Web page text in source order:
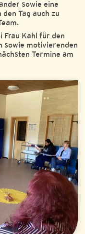
sowie eine
Tag auch zu
Frau Kahl für den
sowie motivierenden
Termine am